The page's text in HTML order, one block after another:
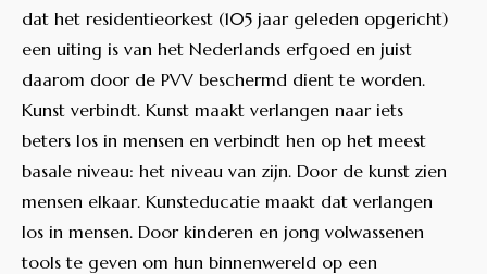
dat het residentieorkest (105 jaar geleden opgericht)
een uiting is van het Nederlands erfgoed en juist
daarom door de PVV beschermd dient te worden.
Kunst verbindt. Kunst maakt verlangen naar iets
beters los in mensen en verbindt hen op het meest
basale niveau: het niveau van zijn. Door de kunst zien
mensen elkaar. Kunsteducatie maakt dat verlangen
los in mensen. Door kinderen en jong volwassenen
tools te geven om hun binnenwereld op een